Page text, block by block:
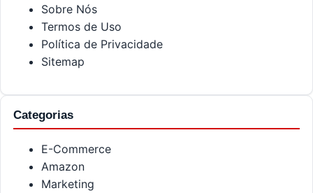
Sobre Nós
Termos de Uso
Política de Privacidade
Sitemap
Categorias
E-Commerce
Amazon
Marketing